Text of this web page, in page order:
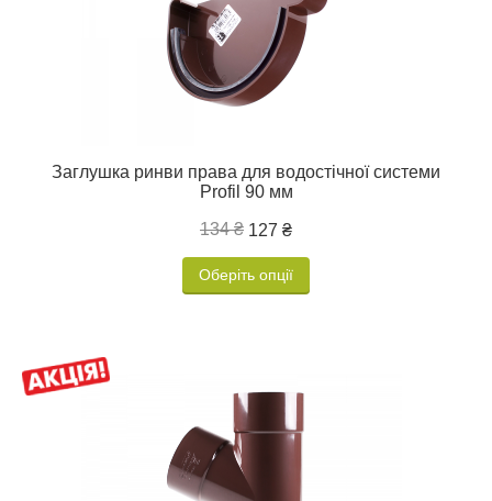
Заглушка ринви права для водостічної системи
Profil 90 мм
134 ₴ 127 ₴
Оберіть опції